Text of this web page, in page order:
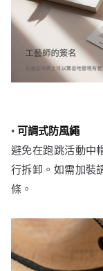
• 可調式防風繩
避免在跑跳活動中
行拆卸。如需加裝
條。